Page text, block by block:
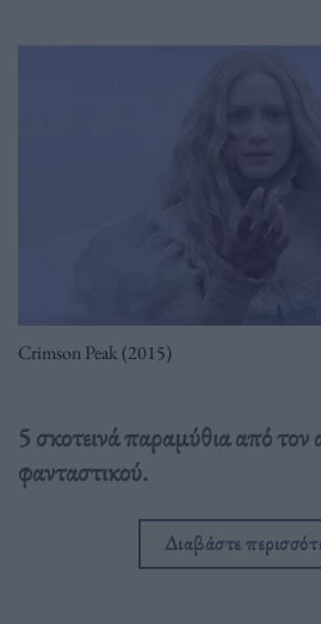
Crimson Peak (2015)
5 σκοτεινά παραμύθια από
φανταστικού.
Διαβάστε